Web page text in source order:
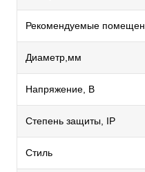
Диаметр,мм
Напряжение, В
Степень защиты, IP
Стиль